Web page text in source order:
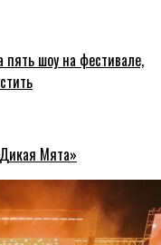
шоу на фестивале,
Мята»